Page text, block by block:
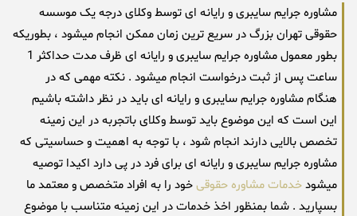
مشاوره جرایم سایبری و رایانه ای توسط وکلای درجه یک موسسه
حقوقی تهران بزرگ در سریع ترین زمان ممکن انجام میشود ، بطوریکه
بطور معمول مشاوره جرایم سایبری و رایانه ای ظرف مدت حداکثر 1
ساعت پس از ثبت درخواست انجام میشود . نکته مهمی که در
هنگام مشاوره جرایم سایبری و رایانه ای باید در نظر داشته باشیم
این است که این موضوع باید توسط وکلای باتجربه در این زمینه
تخصص بالایی دارند انجام شود ، با توجه به اهمیت و حساسیتی که
مشاوره جرایم سایبری و رایانه ای برای فرد در پی دارد اکیدا توصیه
میشودخدمات مشاوره حقوقیخود را به افراد متخصص و معتمد ما
بسپارید . شما بمنظور اخذ خدمات در این زمینه متناسب با موضوع